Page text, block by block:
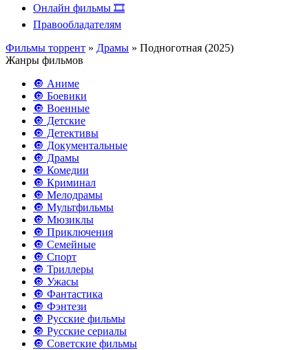
Онлайн фильмы 🎞️
Правообладателям
Фильмы торрент » Драмы » Подноготная (2025)
Жанры фильмов
🔘 Аниме
🔘 Боевики
🔘 Военные
🔘 Детские
🔘 Детективы
🔘 Документальные
🔘 Драмы
🔘 Комедии
🔘 Криминал
🔘 Мелодрамы
🔘 Мультфильмы
🔘 Мюзиклы
🔘 Приключения
🔘 Семейные
🔘 Спорт
🔘 Триллеры
🔘 Ужасы
🔘 Фантастика
🔘 Фэнтези
🔘 Русские фильмы
🔘 Русские сериалы
🔘 Советские фильмы